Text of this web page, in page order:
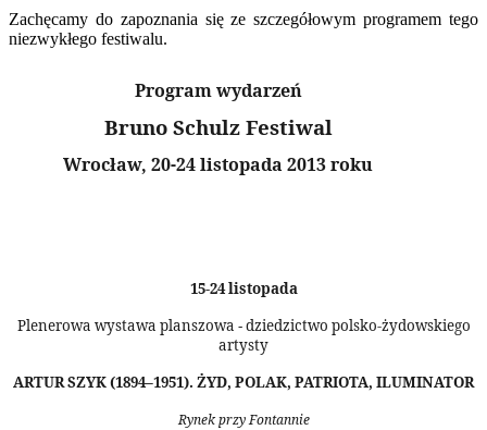
Zachęcamy do zapoznania się ze szczegółowym programem tego
niezwykłego festiwalu.
Program wydarzeń
Bruno Schulz Festiwal
Wrocław, 20-24 listopada 2013 roku
15-24 listopada
Plenerowa wystawa planszowa -dziedzictwo polsko-żydowskiego
artysty
ARTUR SZYK (1894–1951). ŻYD, POLAK, PATRIOTA, ILUMINATOR
Rynek przy Fontannie